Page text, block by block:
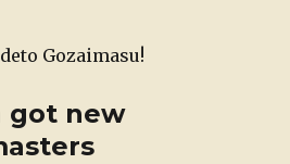
Gozaimasu!
got new